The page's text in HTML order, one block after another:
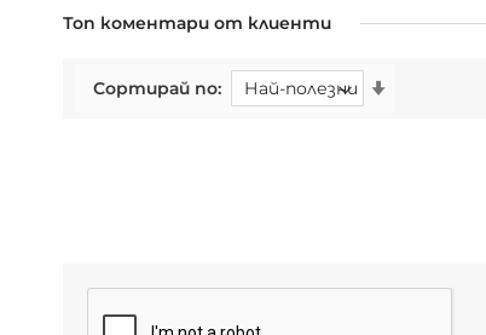
Топ коментари от клиенти
Сортирай по